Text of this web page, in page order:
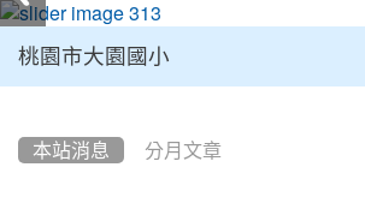
桃園市大園國小
本站消息 分月文章